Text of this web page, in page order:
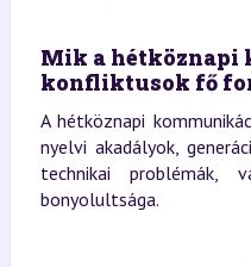
Mik a hétköznapi
konfliktusok fő
A hétköznapi
nyelvi akadályok,
technikai problémák,
bonyolultsága.